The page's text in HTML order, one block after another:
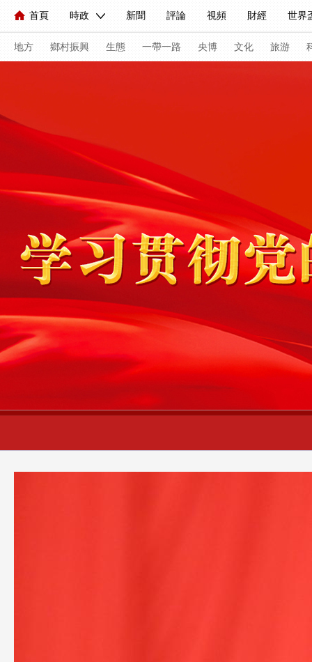
首頁 時政 新聞 評論 視頻 財經 世界
人民領袖習近平 聯播+ 中國領導人 央視快評 習式妙語
直播 欄目大全 節目單 聽音 微視頻 主持人
海外頻道 iPanda English Монгол
地方 鄉村振興 生態 一帶一路 央博 文化 旅游
國內 國際
人民領袖習近平 聯播+ 熱解讀
小央視頻 小央直播 直播中國 熊貓頻道
現場 前線 比劃 快看 藍海中國 新兵請入列
體育 直播 競猜 2026年世界盃 2026年冬奧會
VIP會員 CCTV奧林匹克頻道 體育江
財經 鄉村振興 一帶一路
大國智造 大國展會 雲頂對話 雲起
CCTV.節目官網 直播 節目單 欄目 片庫 收